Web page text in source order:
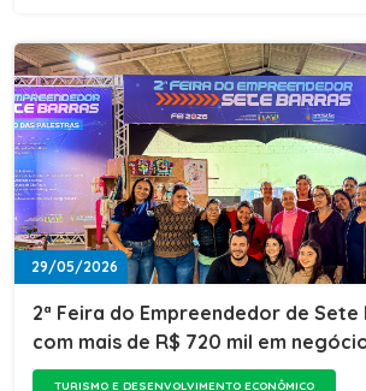
29/05/2026
2ª Feira do Empreendedor de
com mais de R$ 720 mil em
TURISMO E DESENVOLVIMENTO ECONÔMICO